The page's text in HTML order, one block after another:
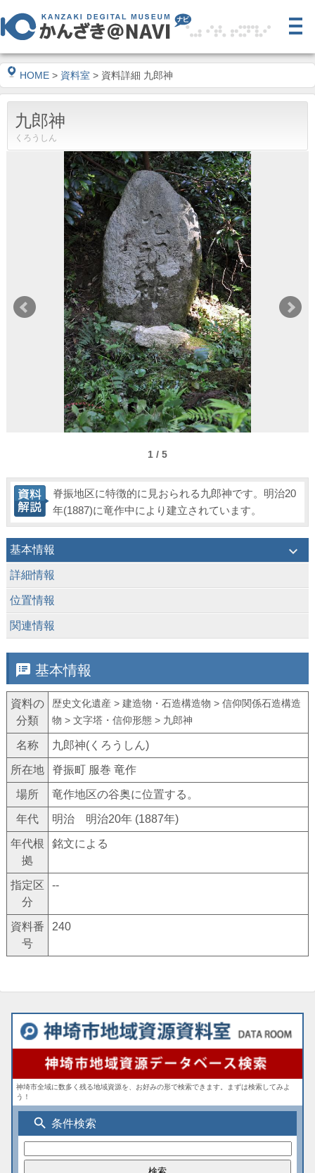
HOME > 資料室 > 資料詳細 九郎神
九郎神
くろうしん
1 / 5
脊振地区に特徴的に見おられる九郎神です。明治20
年(1887)に竜作中により建立されています。
基本情報 keyboard_arrow_down
詳細情報
位置情報
関連情報
speaker_notes 基本情報
資料の
分類
歴史文化遺産 > 建造物・石造構造物 > 信仰関係石造構造
物 > 文字塔・信仰形態 > 九郎神
名称 九郎神(くろうしん)
所在地 脊振町 服巻 竜作
場所 竜作地区の谷奥に位置する。
年代 明治 明治20年 (1887年)
年代根
拠
銘文による
指定区
分
--
資料番
号
240
神埼市全域に数多く残る地域資源を、お好みの形で検索できます。まずは検索してみよ
う！
search 条件検索